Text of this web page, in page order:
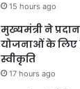
15 hours ago
मुख्यमंत्री ने
योजनाओं के लिए
स्वीकृति
17 hours ago